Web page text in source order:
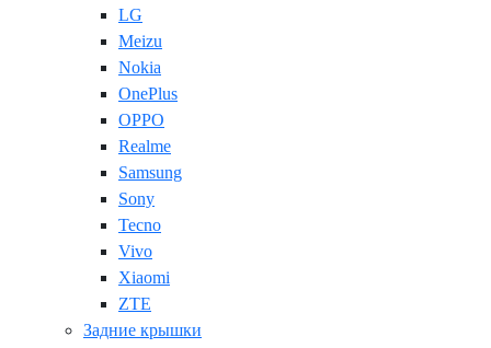
LG
Meizu
Nokia
OnePlus
OPPO
Realme
Samsung
Sony
Tecno
Vivo
Xiaomi
ZTE
Задние крышки